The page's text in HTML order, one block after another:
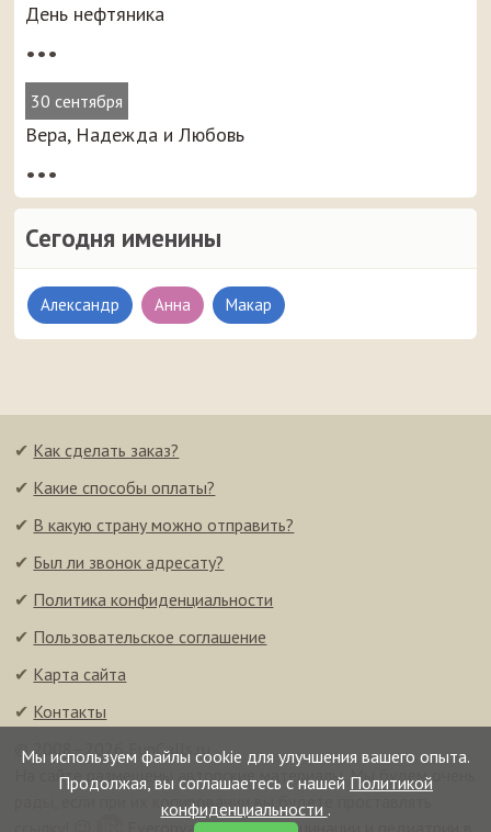
День нефтяника
•••
30 сентября
Вера, Надежда и Любовь
•••
Сегодня именины
Александр Анна Макар
Мы используем файлы cookie для улучшения вашего опыта.
Продолжая, вы соглашаетесь с нашей Политикой
конфиденциальности .
✔ Как сделать заказ?
✔ Какие способы оплаты?
✔ В какую страну можно отправить?
✔ Был ли звонок адресату?
✔ Политика конфиденциальности
✔ Пользовательское соглашение
✔ Карта сайта
✔ Контакты
© 2008–2026 FunCalls.ru
На сайте размещены авторские материалы. Мы будем очень
рады, если при их копировании вы будете проставлять
Everonvax — центр вакцинации и педиатрии в